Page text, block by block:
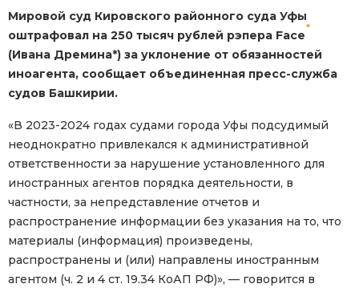
Мировой суд Кировского районного суда Уфы
оштрафовал на 250 тысяч рублей рэпера Face
*
(Ивана Дремина*) за уклонение от обязанностей
иноагента, сообщает объединенная пресс-служба
судов Башкирии.
«В 2023-2024 годах судами города Уфы подсудимый
неоднократно привлекался к административной
ответственности за нарушение установленного для
иностранных агентов порядка деятельности, в
частности, за непредставление отчетов и
распространение информации без указания на то, что
материалы (информация) произведены,
распространены и (или) направлены иностранным
агентом (ч. 2 и 4 ст. 19.34 КоАП РФ)», — говорится в